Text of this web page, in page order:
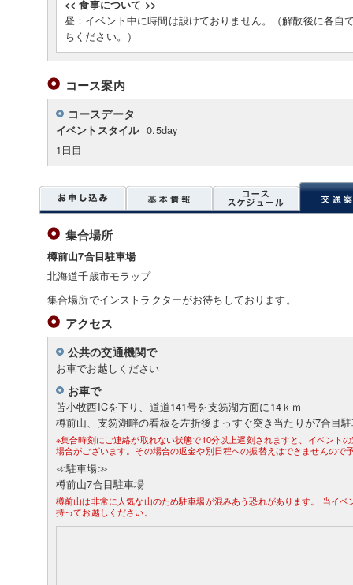
<< 食事について >>
昼：イベント中に時間は設けておりません。（解散後に各自
ちください。）
コース案内
コースデータ
イベントスタイル 0.5day
1日目
集合場所
樽前山7合目駐車場
北海道千歳市モラップ
集合場所でインストラクターがお待ちしております。
アクセス
公共の交通機関で
お車でお越しください
お車で
苫小牧西ICを下り、道道141号を支笏湖方面に14ｋｍ
樽前山、支笏湖畔の看板を左折後まっすぐ突き当たりが7合目
※集合時刻にご連絡が取れない状態で10分以上遅刻されますと、イベント
場合がございます。その場合の返金や別日程への振替えはできませんので
≪駐車場≫
樽前山7合目駐車場
樽前山は非常に人気な山のため駐車場が混みあう恐れがあります。 当イ
持ってお越しください。